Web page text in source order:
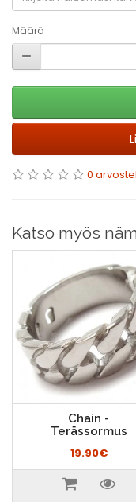
Määrä
0
Katso myös
Chain -
Terässormus
19.90€